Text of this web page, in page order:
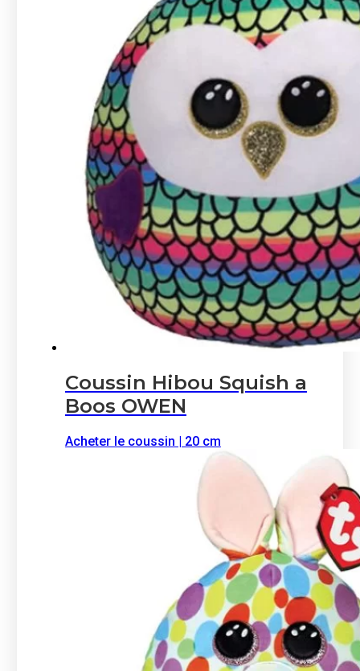
Coussin Hibou Squish a
Boos OWEN
Acheter le coussin | 20 cm